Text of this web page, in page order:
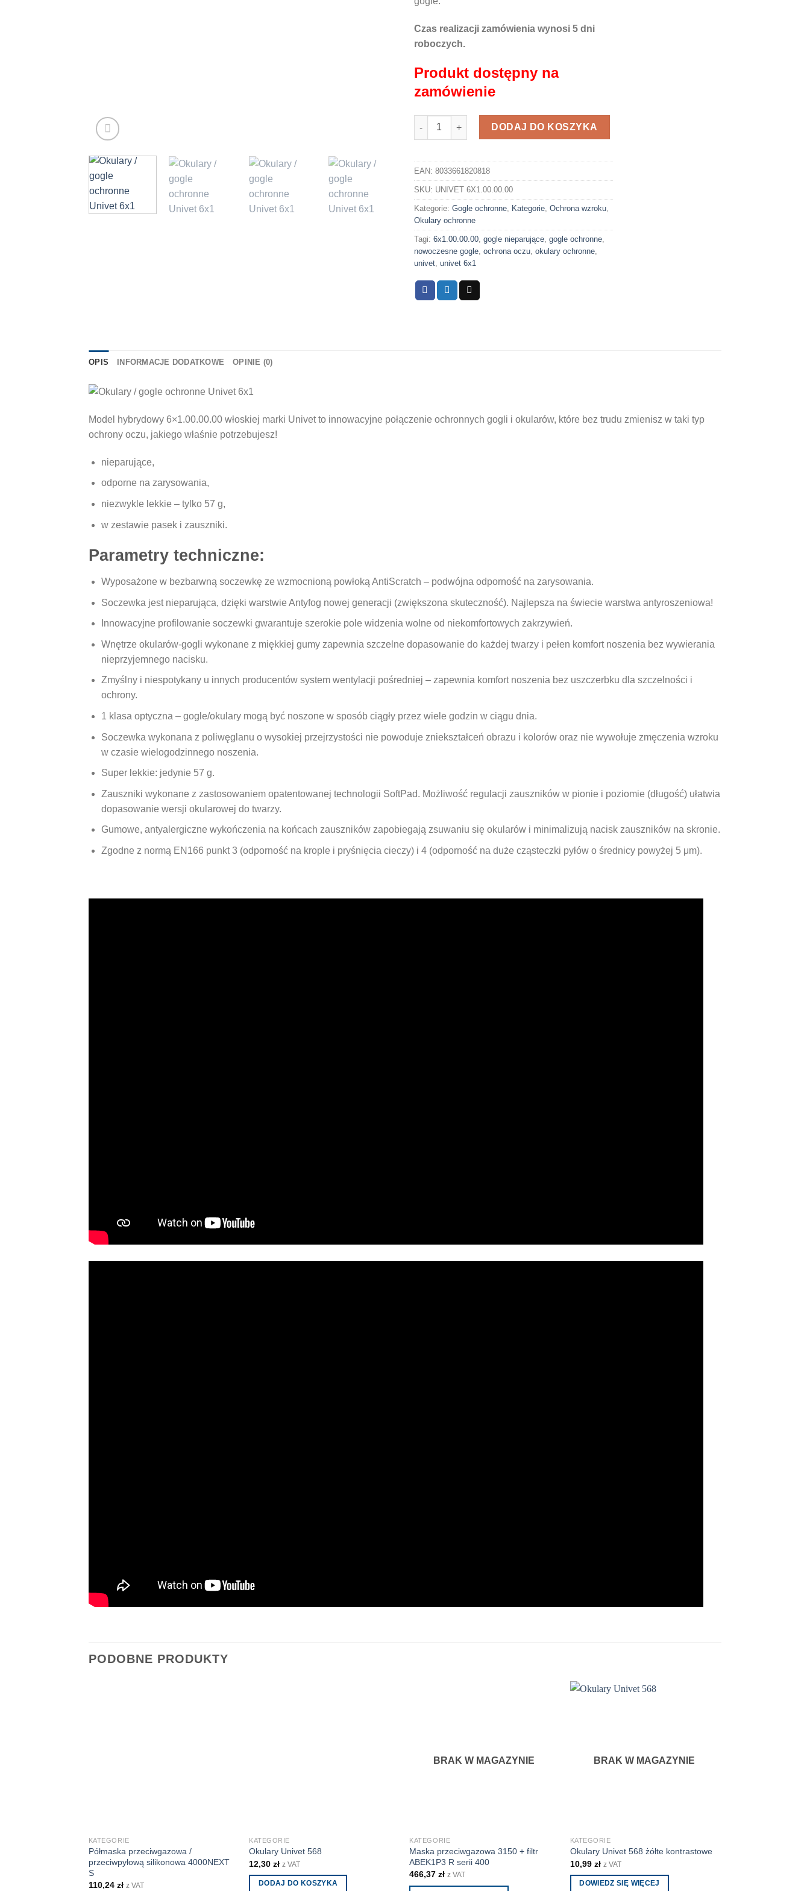
Czas realizacji zamówienia wynosi 5 dni
roboczych.
Produkt dostępny na
zamówienie
ilość Okulary / gogle ochronne Univet 6x1
DODAJ DO KOSZYKA
EAN: 8033661820818
SKU: UNIVET 6X1.00.00.00
Kategorie: Gogle ochronne, Kategorie, Ochrona wzroku,
Okulary ochronne
Tagi: 6x1.00.00.00, gogle nieparujące, gogle ochronne,
nowoczesne gogle, ochrona oczu, okulary ochronne,
univet, univet 6x1
OPIS INFORMACJE DODATKOWE OPINIE (0)
Model hybrydowy 6×1.00.00.00 włoskiej marki Univet to innowacyjne połączenie ochronnych gogli i okularów, które bez trudu zmienisz w taki typ
ochrony oczu, jakiego właśnie potrzebujesz!
nieparujące,
odporne na zarysowania,
niezwykle lekkie – tylko 57 g,
w zestawie pasek i zauszniki.
Parametry techniczne:
Wyposażone w bezbarwną soczewkę ze wzmocnioną powłoką AntiScratch – podwójna odporność na zarysowania.
Soczewka jest nieparująca, dzięki warstwie Antyfog nowej generacji (zwiększona skuteczność). Najlepsza na świecie warstwa antyroszeniowa!
Innowacyjne profilowanie soczewki gwarantuje szerokie pole widzenia wolne od niekomfortowych zakrzywień.
Wnętrze okularów-gogli wykonane z miękkiej gumy zapewnia szczelne dopasowanie do każdej twarzy i pełen komfort noszenia bez wywierania
nieprzyjemnego nacisku.
Zmyślny i niespotykany u innych producentów system wentylacji pośredniej – zapewnia komfort noszenia bez uszczerbku dla szczelności i
ochrony.
1 klasa optyczna – gogle/okulary mogą być noszone w sposób ciągły przez wiele godzin w ciągu dnia.
Soczewka wykonana z poliwęglanu o wysokiej przejrzystości nie powoduje zniekształceń obrazu i kolorów oraz nie wywołuje zmęczenia wzroku
w czasie wielogodzinnego noszenia.
Super lekkie: jedynie 57 g.
Zauszniki wykonane z zastosowaniem opatentowanej technologii SoftPad. Możliwość regulacji zauszników w pionie i poziomie (długość) ułatwia
dopasowanie wersji okularowej do twarzy.
Gumowe, antyalergiczne wykończenia na końcach zauszników zapobiegają zsuwaniu się okularów i minimalizują nacisk zauszników na skronie.
Zgodne z normą EN166 punkt 3 (odporność na krople i pryśnięcia cieczy) i 4 (odporność na duże cząsteczki pyłów o średnicy powyżej 5 μm).
PODOBNE PRODUKTY
KATEGORIE
Półmaska przeciwgazowa /
przeciwpyłową silikonowa 4000NEXT
S
110,24 zł z VAT
KATEGORIE
Okulary Univet 568
12,30zł z VAT
DODAJ DO KOSZYKA
BRAK W MAGAZYNIE
KATEGORIE
Maska przeciwgazowa 3150 + filtr
ABEK1P3 R serii 400
466,37zł z VAT
BRAK W MAGAZYNIE
KATEGORIE
Okulary Univet 568 żółte kontrastowe
10,99 zł z VAT
DOWIEDZ SIĘ WIĘCEJ